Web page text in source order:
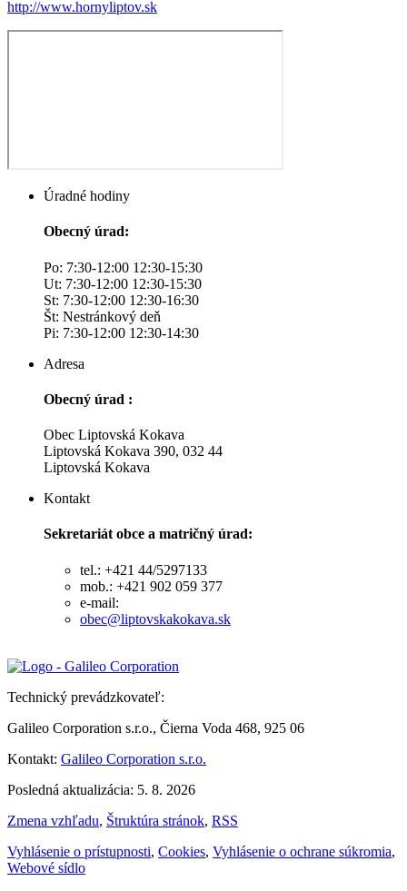
http://www.hornyliptov.sk
Úradné hodiny
Obecný úrad:
Po: 7:30-12:00 12:30-15:30
Ut: 7:30-12:00 12:30-15:30
St: 7:30-12:00 12:30-16:30
Št: Nestránkový deň
Pi: 7:30-12:00 12:30-14:30
Adresa
Obecný úrad :
Obec Liptovská Kokava
Liptovská Kokava 390, 032 44
Liptovská Kokava
Kontakt
Sekretariát obce a matričný úrad:
tel.: +421 44/5297133
mob.: +421 902 059 377
e-mail:
obec@liptovskakokava.sk
Technický prevádzkovateľ:
Galileo Corporation s.r.o., Čierna Voda 468, 925 06
Kontakt: Galileo Corporation s.r.o.
Posledná aktualizácia: 5. 8. 2026
Zmena vzhľadu, Štruktúra stránok, RSS
Vyhlásenie o prístupnosti, Cookies, Vyhlásenie o ochrane súkromia,
Webové sídlo